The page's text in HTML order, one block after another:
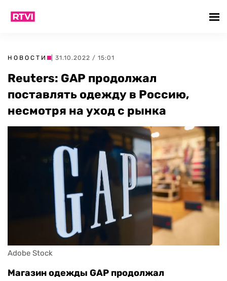
НОВОСТИ | 31.10.2022 / 15:01
Reuters: GAP продолжал
поставлять одежду в Россию,
несмотря на уход с рынка
Adobe Stock
Магазин одежды GAP продолжал